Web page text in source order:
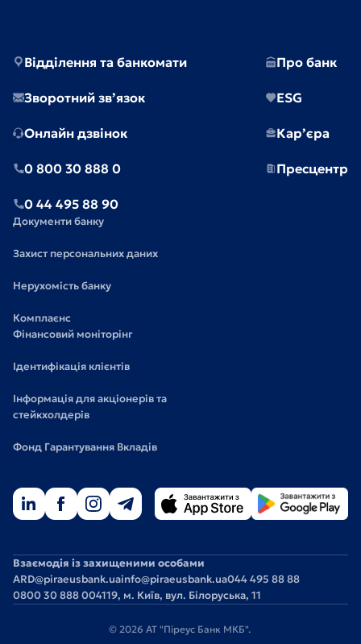
Відділення та банкомати
Зворотний зв’язок
Онлайн дзвінок
0 800 30 888 0
0 44 495 88 90
Про банк
ESG
Кар’єра
Пресцентр
Документи банку
Захист персональних даних
Нерухомість банку
Комплаєнс
Фінансовий моніторінг
Ідентифікація клієнтів
Інформація для акціонерів та
стейкхолдерів
Фонд Гарантування Вкладів
Взаємодія із захищеними особами
ARD@piraeusbank.uainfo@piraeusbank.ua044 495 88 88
0800 30 888 004119, м. Київ, вул. Білоруська, 11
© 2026 АТ "Піреус Банк МКБ".